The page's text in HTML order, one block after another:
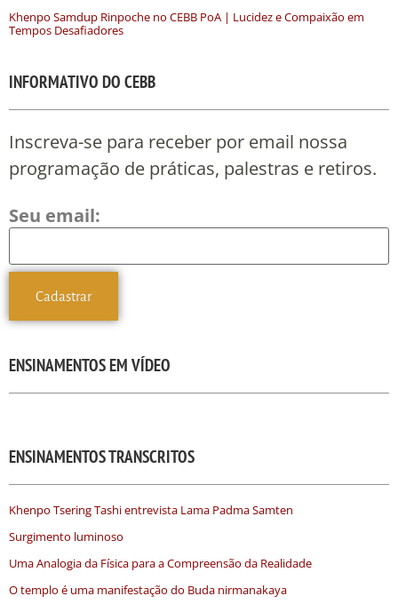
Khenpo Samdup Rinpoche no CEBB PoA | Lucidez e Compaixão em
Tempos Desafiadores
INFORMATIVO DO CEBB
Inscreva-se para receber por email nossa
programação de práticas, palestras e retiros.
Seu email:
ENSINAMENTOS EM VÍDEO
ENSINAMENTOS TRANSCRITOS
Khenpo Tsering Tashi entrevista Lama Padma Samten
Surgimento luminoso
Uma Analogia da Física para a Compreensão da Realidade
O templo é uma manifestação do Buda nirmanakaya